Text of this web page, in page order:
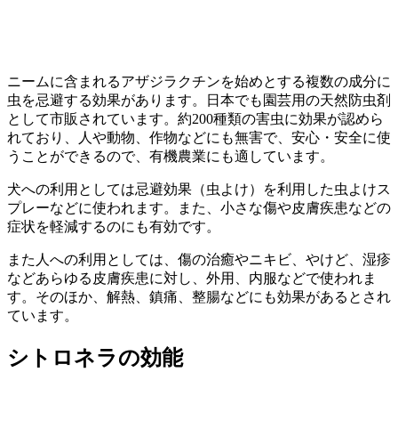
ニームに含まれるアザジラクチンを始めとする複数の成分に
虫を忌避する効果があります。日本でも園芸用の天然防虫剤
として市販されています。約200種類の害虫に効果が認めら
れており、人や動物、作物などにも無害で、安心・安全に使
うことができるので、有機農業にも適しています。
犬への利用としては忌避効果（虫よけ）を利用した虫よけス
プレーなどに使われます。また、小さな傷や皮膚疾患などの
症状を軽減するのにも有効です。
また人への利用としては、傷の治癒やニキビ、やけど、湿疹
などあらゆる皮膚疾患に対し、外用、内服などで使われま
す。そのほか、解熱、鎮痛、整腸などにも効果があるとされ
ています。
シトロネラの効能